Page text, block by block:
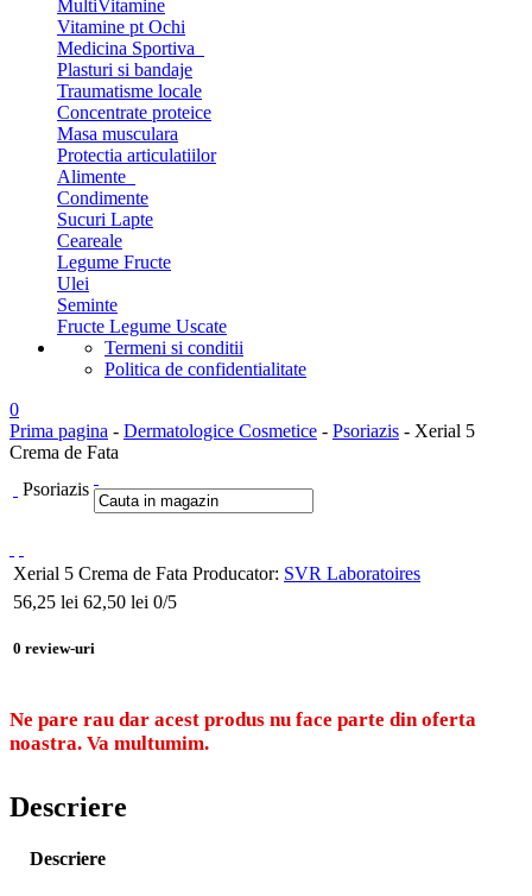
MultiVitamine
Vitamine pt Ochi
Medicina Sportiva
Plasturi si bandaje
Traumatisme locale
Concentrate proteice
Masa musculara
Protectia articulatiilor
Alimente
Condimente
Sucuri Lapte
Ceareale
Legume Fructe
Ulei
Seminte
Fructe Legume Uscate
Termeni si conditii
Politica de confidentialitate
0
Prima pagina - Dermatologice Cosmetice - Psoriazis - Xerial 5
Crema de Fata
Psoriazis
Xerial 5 Crema de Fata Producator: SVR Laboratoires
56,25 lei 62,50 lei 0/5
0 review-uri
Ne pare rau dar acest produs nu face parte din oferta
noastra. Va multumim.
Descriere
Descriere